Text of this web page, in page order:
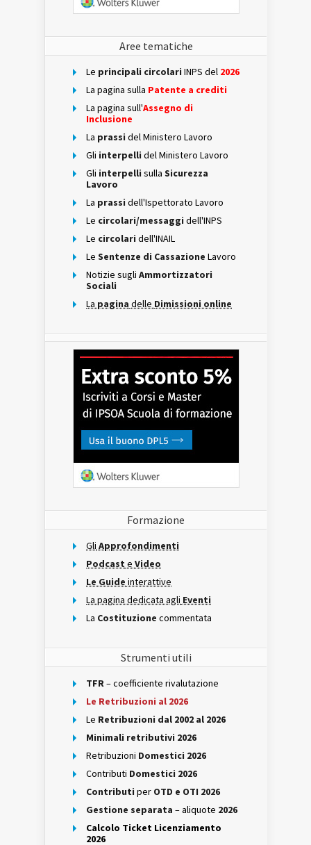
Aree tematiche
Le principali circolari INPS del 2026
La pagina sulla Patente a crediti
La pagina sull'Assegno di
Inclusione
La prassi del Ministero Lavoro
Gli interpelli del Ministero Lavoro
Gli interpelli sulla Sicurezza
Lavoro
La prassi dell'Ispettorato Lavoro
Le circolari/messaggi dell'INPS
Le circolari dell'INAIL
Le Sentenze di Cassazione Lavoro
Notizie sugli Ammortizzatori
Sociali
La pagina delle Dimissioni online
Formazione
Gli Approfondimenti
Podcast e Video
Le Guide interattive
La pagina dedicata agli Eventi
La Costituzione commentata
Strumenti utili
TFR– coefficiente rivalutazione
Le Retribuzioni al 2026
Le Retribuzioni dal 2002 al 2026
Minimali retributivi 2026
Retribuzioni Domestici 2026
Contributi Domestici 2026
Contributi per OTD e OTI 2026
Gestione separata – aliquote 2026
Calcolo Ticket Licenziamento
2026